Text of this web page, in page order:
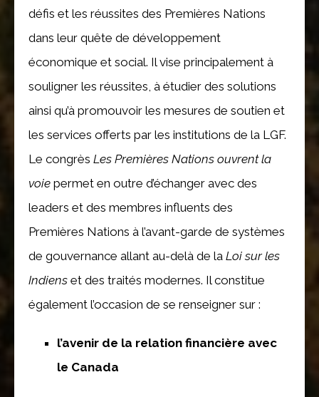
défis et les réussites des Premières Nations
dans leur quête de développement
économique et social. Il vise principalement à
souligner les réussites, à étudier des solutions
ainsi qu’à promouvoir les mesures de soutien et
les services offerts par les institutions de la LGF.
Le congrès Les Premières Nations ouvrent la
voie permet en outre d’échanger avec des
leaders et des membres influents des
Premières Nations à l’avant-garde de systèmes
de gouvernance allant au-delà de la Loi sur les
Indiens et des traités modernes. Il constitue
également l’occasion de se renseigner sur :
l’avenir de la relation financière avec
le Canada